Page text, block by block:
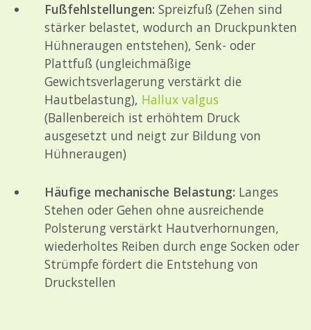
Fußfehlstellungen: Spreizfuß (Zehen sind
stärker belastet, wodurch an Druckpunkten
Hühneraugen entstehen), Senk- oder
Plattfuß (ungleichmäßige
Gewichtsverlagerung verstärkt die
Hautbelastung), Hallux valgus
(Ballenbereich ist erhöhtem Druck
ausgesetzt und neigt zur Bildung von
Hühneraugen)
Häufige mechanische Belastung: Langes
Stehen oder Gehen ohne ausreichende
Polsterung verstärkt Hautverhornungen,
wiederholtes Reiben durch enge Socken oder
Strümpfe fördert die Entstehung von
Druckstellen